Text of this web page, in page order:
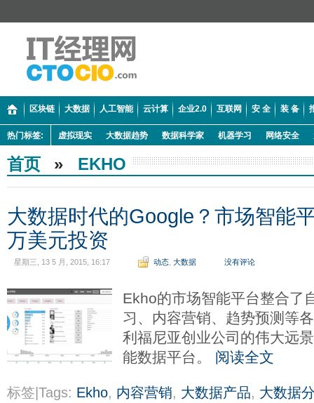
区块链 大数据 人工智能 云计算 企业2.0 互联网 安 全 装 备
热门标签: 虚拟现实 大数据趋势 数据科学家 机器学习 网络安全
首页 » EKHO
大数据时代的Google？市场智能
万美元投资
星期三, 13 5 月, 2015, 16:17 动态 大数据 没有评论
Ekho的市场智能平台整合了
习、内容营销、趋势预测等
利福尼亚创业公司的伟大远
能数据平台。 阅读全文
标签|Tags: Ekho, 内容营销, 大数据产品, 大数据